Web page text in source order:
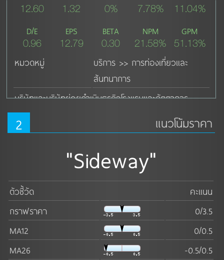
12.60 1.32 0% 7.78% 11.04%
D/E
0.96
EPS
12.79
BETA
0.30
NPM
21.58%
GPM
51.13%
หมวดหมู่
บริการ >> การท่องเที่ยวและ
สันทนาการ
บริษัทและบริษัทย่อยดำเนินธุรกิจโรงแรมและภัตตาคาร
2 แนวโน้มราคา
"Sideway"
ตัวชี้วัด
คะแนน
กราฟราคา
0/3.5
MA12
0/0.5
MA26
-0.5/0.5